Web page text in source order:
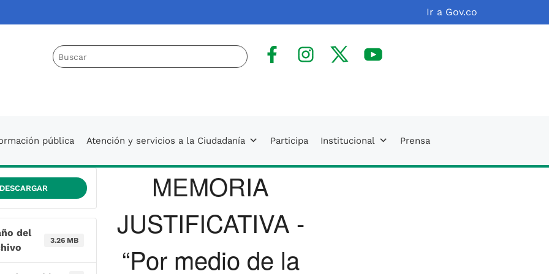
Ir a Gov.co
facebookInstagramX(Twitter)
pública Atención y servicios a la Ciudadanía Participa Institucional Prensa
DESCARGAR
del
3.26 MB
MEMORIA
JUSTIFICATIVA -
“Por medio de la